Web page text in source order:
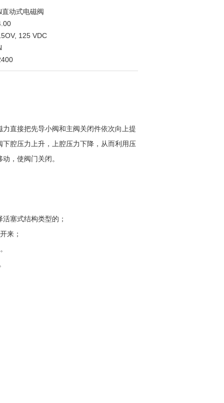
动式电磁阀
125 VDC
直接把先导小阀和主阀关闭件依次向上提
腔压力上升，上腔压力下降，从而利用压
，使阀门关闭。
塞式结构类型的；
来；